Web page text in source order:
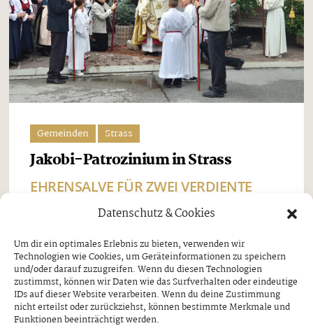
Datenschutz & Cookies
Um dir ein optimales Erlebnis zu bieten, verwenden wir
Technologien wie Cookies, um Geräteinformationen zu speichern
und/oder darauf zuzugreifen. Wenn du diesen Technologien
zustimmst, können wir Daten wie das Surfverhalten oder eindeutige
IDs auf dieser Website verarbeiten. Wenn du deine Zustimmung
nicht erteilst oder zurückziehst, können bestimmte Merkmale und
Funktionen beeinträchtigt werden.
Gemeinden Strass
Jakobi-Patrozinium in Strass
EHRENSALVE FÜR ZWEI VERDIENTE
Beim Jakobi-Patrozinium am Sonntag, dem 26. Juli,
stand Strass im Zillertal ganz im Zeichen seines
Pfarrpatrons, des heiligen Jakobus. Nach dem
feierlichen Festgottesdienst und der traditionellen